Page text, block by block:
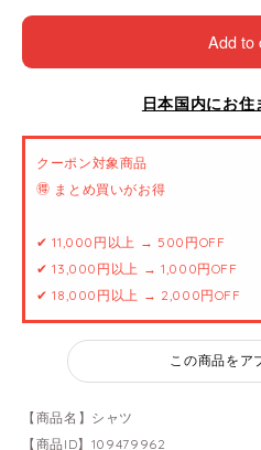
Add to
日本国内にお
クーポン対象商品
🉐 まとめ買いがお得
✔ 11,000円以上 → 500円OFF
✔ 13,000円以上 → 1,000円OFF
✔ 18,000円以上 → 2,000円OFF
この商品をア
【商品名】シャツ
【商品ID】109479962